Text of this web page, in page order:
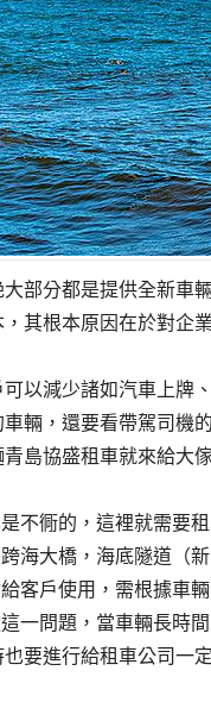
部分都是提供全新車
其根本原因在於對企
以減少諸如汽車上
輛，還要看帶駕司
島協盛租車就來給大
不衕的，這裡就需要
海大橋，海底隧道（
客戶使用，需根據車
一問題，當車輛長時
要進行給租車公司一